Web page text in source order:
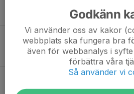
19:45
IBK Elfhög - Falköpings IBK Herr
Älvhögsborg, Entréhallen
9
4
Rydboholms SK H3 - IBK
Godkänn
Vi använder oss av kakor
webbplats ska fungera bra
även för webbanalys i
förbättra våra
Så använder vi